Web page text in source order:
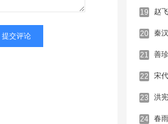
19 赵
20 秦
21 善
22 宋
23 洪
24 春